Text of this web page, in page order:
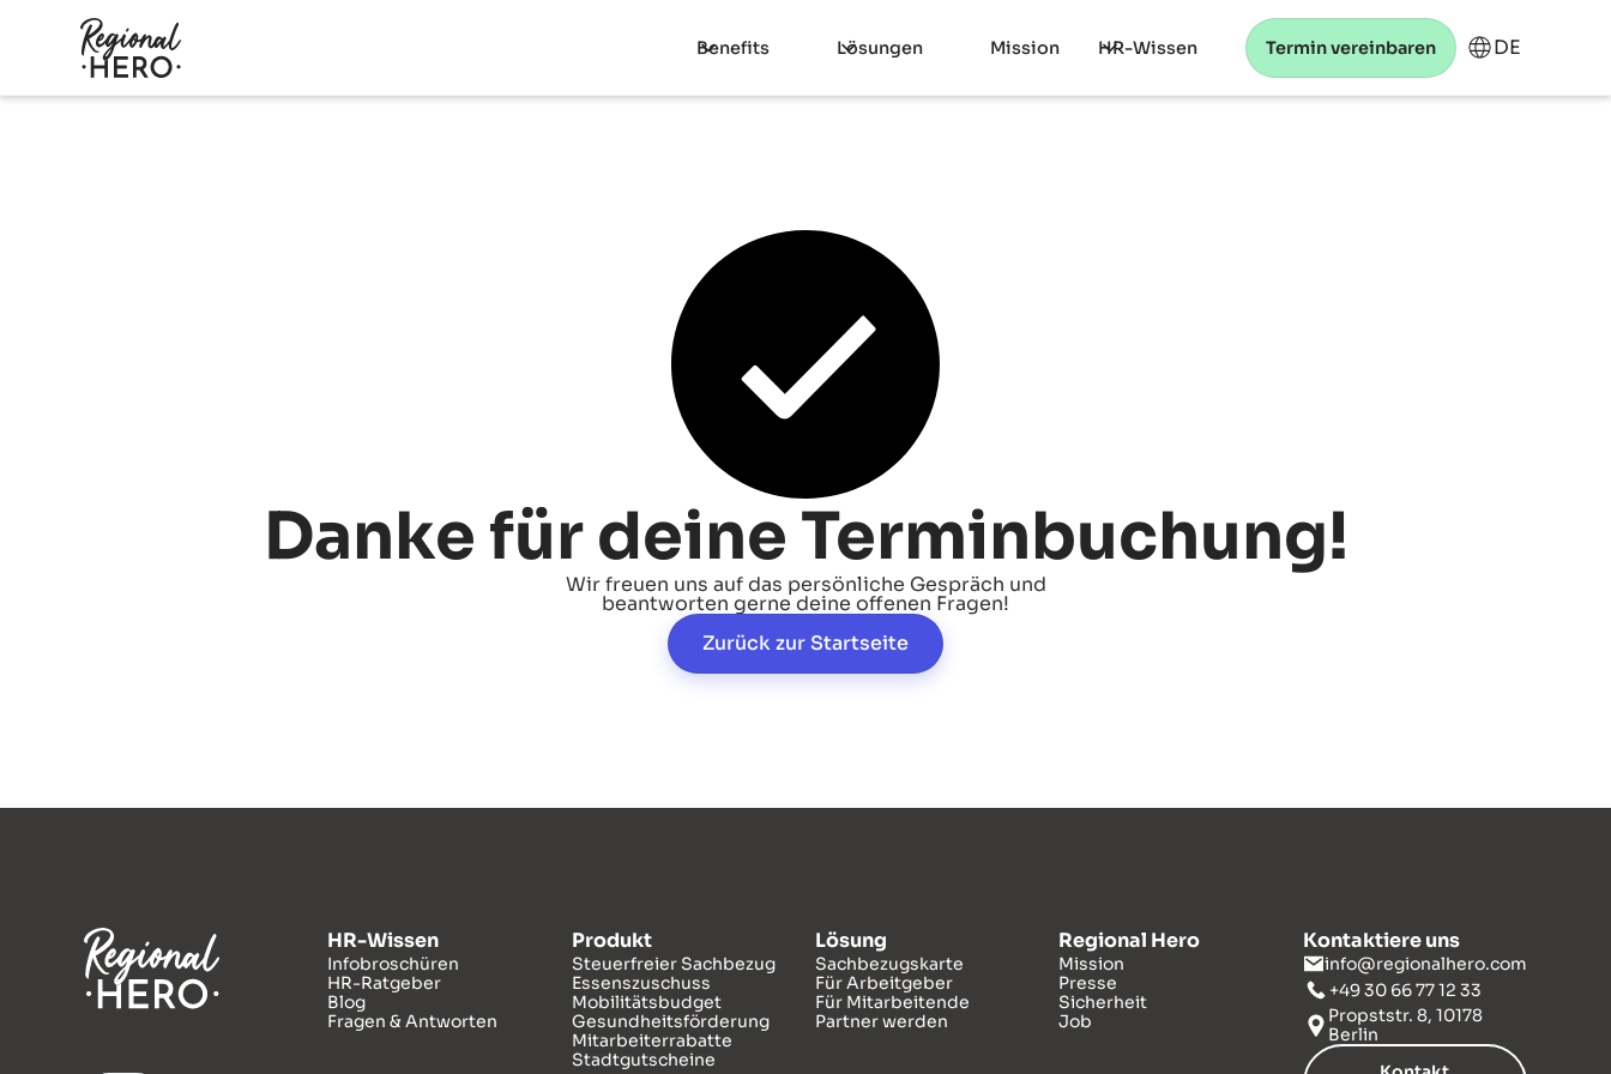
Benefits Lösungen Mission HR-Wissen Termin vereinbaren DE
Danke für deine Terminbuchung!
Wir freuen uns auf das persönliche Gespräch und
beantworten gerne deine offenen Fragen!
Zurück zur Startseite
HR-Wissen
Infobroschüren
HR-Ratgeber
Blog
Fragen & Antworten
Produkt
Steuerfreier Sachbezug
Essenszuschuss
Mobilitätsbudget
Gesundheitsförderung
Mitarbeiterrabatte
Stadtgutscheine
Lösung
Sachbezugskarte
Für Arbeitgeber
Für Mitarbeitende
Partner werden
Regional Hero
Mission
Presse
Sicherheit
Job
Kontaktiere uns
info@regionalhero.com
+49 30 66 77 12 33
Propststr. 8, 10178
Berlin